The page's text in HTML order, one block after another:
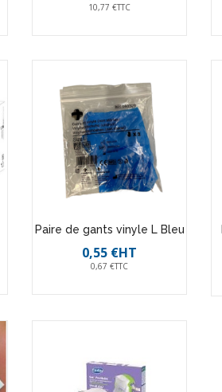
10,77 €TTC
Paire de gants vinyle L Bleu
0,55 €HT
0,67 €TTC